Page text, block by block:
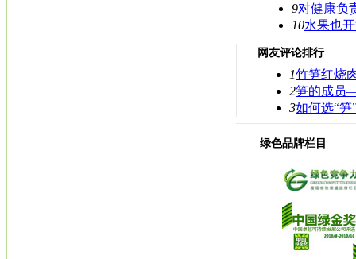
9对健康负
10水果也
网友评论排行
1竹笋红烧
2笋的成员
3如何选“笋
绿色品牌栏目